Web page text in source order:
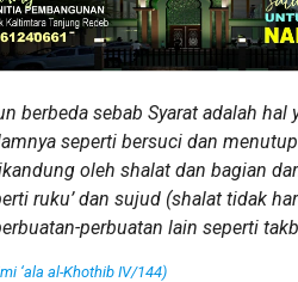
berbeda sebab Syarat adalah
seperti bersuci dan
oleh shalat dan bagian
ruku’ dan sujud (shalat tidak
perbuatan lain seperti
‘ala al-Khothib IV/144)